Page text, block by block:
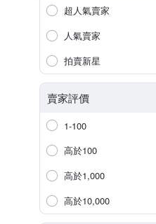
超人氣賣家
人氣賣家
拍賣新星
賣家評價
1-100
高於100
高於1,000
高於10,000